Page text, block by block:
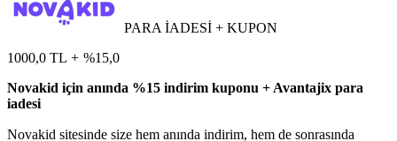
PARA İADESİ + KUPON
1000,0 TL + %15,0
Novakid için anında %15 indirim kuponu + Avantajix para
iadesi
Novakid sitesinde size hem anında indirim, hem de sonrasında